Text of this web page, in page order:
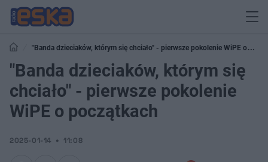
"Banda dzieciaków, którym się chciało" - pierwsze pokolenie WiPE o
początkach
"Banda dzieciaków, którym się
chciało" - pierwsze pokolenie
WiPE o początkach
2025-01-14 11:08